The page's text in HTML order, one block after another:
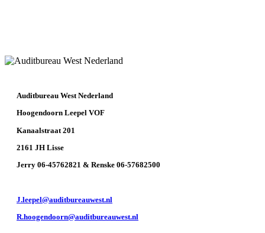
Auditbureau West Nederland
Hoogendoorn Leepel VOF
Kanaalstraat 201
2161 JH Lisse
Jerry 06-45762821 & Renske 06-57682500
J.leepel@auditbureauwest.nl
R.hoogendoorn@auditbureauwest.nl